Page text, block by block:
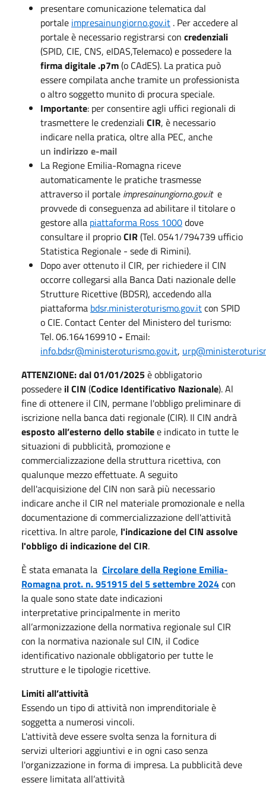
presentare comunicazione telematica dal
portale impresainungiorno.gov.it . Per accedere al
portale è necessario registrarsi con credenziali
(SPID, CIE, CNS, eIDAS,Telemaco) e possedere la
firma digitale .p7m(o CAdES). La pratica può
essere compilata anche tramite un professionista
o altro soggetto munito di procura speciale.
Importante: per consentire agli uffici regionali di
trasmettere le credenziali CIR, è necessario
indicare nella pratica, oltre alla PEC, anche
un indirizzo e-mail
La Regione Emilia-Romagna riceve
automaticamente le pratiche trasmesse
attraverso il portale impresainungiorno.gov.ite
provvede di conseguenza ad abilitare il titolare o
gestore alla piattaforma Ross 1000dove
consultare il proprioCIR(Tel. 0541/794739 ufficio
Statistica Regionale - sede di Rimini).
Dopo aver ottenuto il CIR, per richiedere il CIN
occorre collegarsi alla Banca Dati nazionale delle
Strutture Ricettive (BDSR), accedendo alla
piattaforma bdsr.ministeroturismo.gov.itcon SPID
o CIE. Contact Center del Ministero del turismo:
Tel.06.164169910- Email:
info.bdsr@ministeroturismo.gov.it,
ATTENZIONE: dal 01/01/2025èobbligatorio
possedere il CIN (Codice Identificativo Nazionale). Al
fine di ottenere il CIN, permane l'obbligo preliminare di
iscrizione nella banca dati regionale (CIR). Il CIN andrà
esposto all’esterno dello stabilee indicato in tutte le
situazioni di pubblicità, promozione e
commercializzazione della struttura ricettiva, con
qualunque mezzo effettuate. A seguito
dell'acquisizione del CIN non sarà più necessario
indicare anche il CIR nel materiale promozionale e nella
documentazione di commercializzazione dell'attività
ricettiva. In altre parole, l'indicazione del CIN assolve
l'obbligo di indicazione del CIR.
È stata emanata la Circolare della Regione Emilia-
Romagna prot. n. 951915 del 5 settembre 2024con
la quale sono state date indicazioni
interpretative principalmente in merito
all’armonizzazione della normativa regionale sul CIR
con la normativa nazionale sul CIN, il Codice
identificativo nazionale obbligatorio per tutte le
strutture e le tipologie ricettive.
Limiti all’attività
Essendo un tipo di attività non imprenditoriale è
soggetta a numerosi vincoli.
L'attività deve essere svolta senza la fornitura di
servizi ulteriori aggiuntivi e in ogni caso senza
l'organizzazione in forma di impresa. La pubblicità deve
essere limitata all’attività